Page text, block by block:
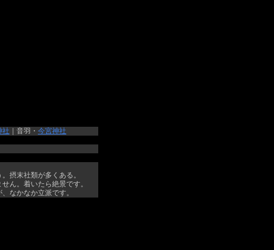
社 ｜音羽・ 今宮神社
摂末社類が多くある。
ん。着いたら絶景です。
なかなか立派です。